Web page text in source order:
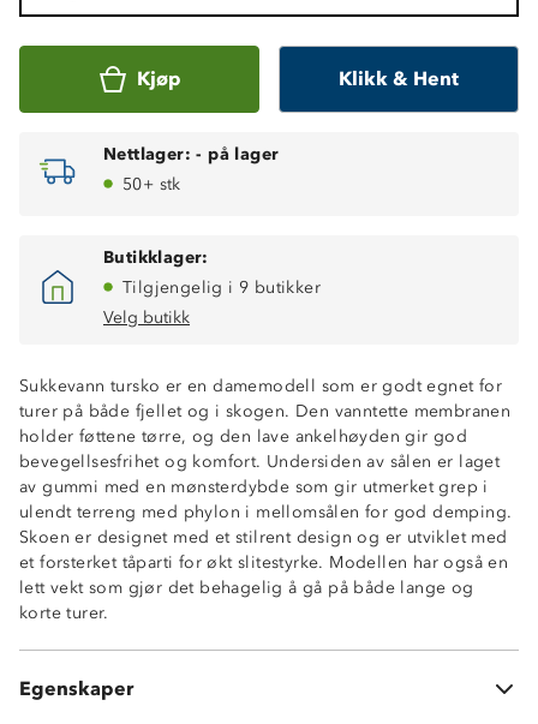
Kjøp Klikk & Hent
Nettlager: - på lager
50+ stk
Butikklager:
Tilgjengelig i 9 butikker
Velg butikk
Sukkevann tursko er en damemodell som er godt egnet for
turer på både fjellet og i skogen. Den vanntette membranen
holder føttene tørre, og den lave ankelhøyden gir god
bevegellsesfrihet og komfort. Undersiden av sålen er laget
av gummi med en mønsterdybde som gir utmerket grep i
ulendt terreng med phylon i mellomsålen for god demping.
Skoen er designet med et stilrent design og er utviklet med
et forsterket tåparti for økt slitestyrke. Modellen har også en
lett vekt som gjør det behagelig å gå på både lange og
korte turer.
Egenskaper
Vanntett membran
3-sesong sko (vår, høst og vinter)
Gripsåle i gummi
Forsterket tå- og hælparti